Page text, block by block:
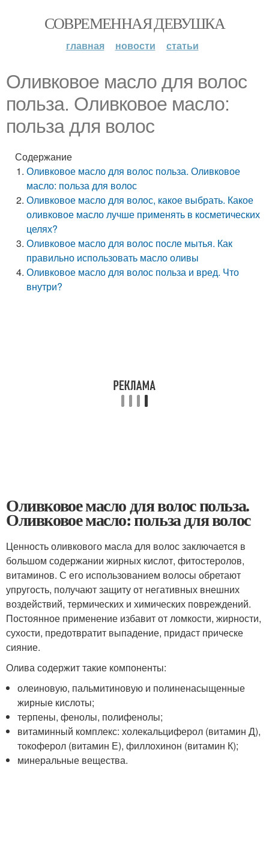
СОВРЕМЕННАЯ ДЕВУШКА
главная новости статьи
Оливковое масло для волос
польза. Оливковое масло:
польза для волос
Содержание
Оливковое масло для волос польза. Оливковое
масло: польза для волос
Оливковое масло для волос, какое выбрать. Какое
оливковое масло лучше применять в косметических
целях?
Оливковое масло для волос после мытья. Как
правильно использовать масло оливы
Оливковое масло для волос польза и вред. Что
внутри?
Оливковое масло для волос польза.
Оливковое масло: польза для волос
Ценность оливкового масла для волос заключается в
большом содержании жирных кислот, фитостеролов,
витаминов. С его использованием волосы обретают
упругость, получают защиту от негативных внешних
воздействий, термических и химических повреждений.
Постоянное применение избавит от ломкости, жирности,
сухости, предотвратит выпадение, придаст прическе
сияние.
Олива содержит такие компоненты:
олеиновую, пальмитиновую и полиненасыщенные
жирные кислоты;
терпены, фенолы, полифенолы;
витаминный комплекс: холекальциферол (витамин Д),
токоферол (витамин Е), филлохинон (витамин К);
минеральные вещества.